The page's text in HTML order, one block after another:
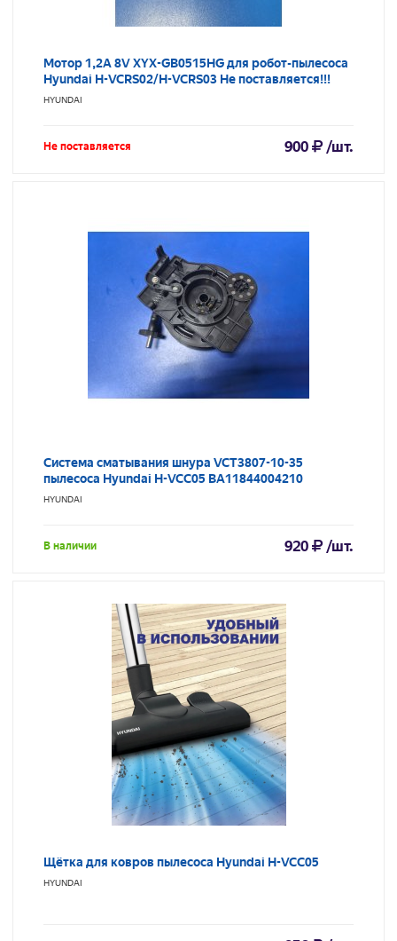
Мотор 1,2A 8V XYX-GB0515HG для робот-пылесоса
Hyundai H-VCRS02/H-VCRS03 Не поставляется!!!
HYUNDAI
Не поставляется 900 /шт.
Система сматывания шнура VCT3807-10-35
пылесоса Hyundai H-VCC05 BA11844004210
HYUNDAI
В наличии 920 /шт.
Щётка для ковров пылесоса Hyundai H-VCC05
HYUNDAI